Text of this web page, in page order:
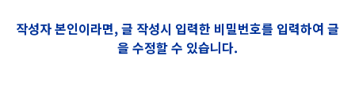
작성자 본인이라면, 글 작성시 입력한 비밀번호를 입력하여 글
을 수정할 수 있습니다.